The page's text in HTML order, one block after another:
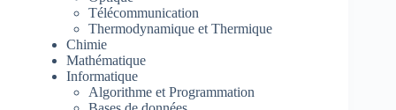
Télécommunication
Thermodynamique et Thermique
Chimie
Mathématique
Informatique
Algorithme et Programmation